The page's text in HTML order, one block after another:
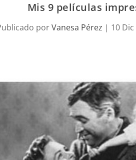
Mis 9 películas
porVanesa Pérez | 10